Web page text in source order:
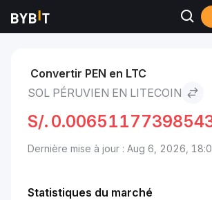
Marchés Sol
Convertir PEN en LTC
SOL PÉRUVIEN EN LITECOIN
S/.
Dernière mise à jour : Aug 6, 2026,
Statistiques du marché